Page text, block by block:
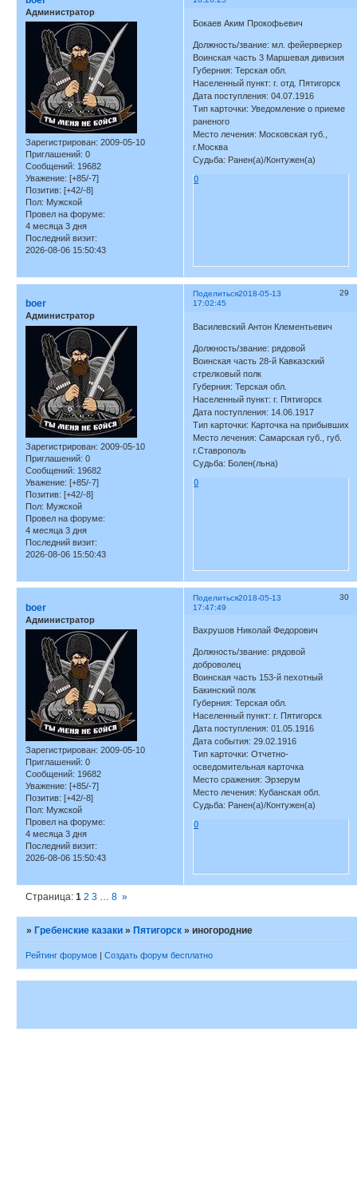
Администратор
Зарегистрирован: 2009-05-10
Приглашений: 0
Сообщений: 19682
Уважение: [+85/-7]
Позитив: [+42/-8]
Пол: Мужской
Провел на форуме:
4 месяца 3 дня
Последний визит:
2026-08-06 15:50:43
Бокаев Аким Прокофьевич
Должность/звание: мл. фейерверкер
Воинская часть 3 Маршевая дивизия
Губерния: Терская обл.
Населенный пункт: г. отд. Пятигорск
Дата поступления: 04.07.1916
Тип карточки: Уведомление о приеме
раненого
Место лечения: Московская губ.,
г.Москва
Судьба: Ранен(а)/Контужен(а)
0
Поделиться 29
2018-05-13
17:02:45
boer
Администратор
Зарегистрирован: 2009-05-10
Приглашений: 0
Сообщений: 19682
Уважение: [+85/-7]
Позитив: [+42/-8]
Пол: Мужской
Провел на форуме:
4 месяца 3 дня
Последний визит:
2026-08-06 15:50:43
Василевский Антон Клементьевич
Должность/звание: рядовой
Воинская часть 28-й Кавказский
стрелковый полк
Губерния: Терская обл.
Населенный пункт: г. Пятигорск
Дата поступления: 14.06.1917
Тип карточки: Карточка на прибывших
Место лечения: Самарская губ., губ.
г.Ставрополь
Судьба: Болен(льна)
0
Поделиться 30
2018-05-13
17:47:49
boer
Администратор
Зарегистрирован: 2009-05-10
Приглашений: 0
Сообщений: 19682
Уважение: [+85/-7]
Позитив: [+42/-8]
Пол: Мужской
Провел на форуме:
4 месяца 3 дня
Последний визит:
2026-08-06 15:50:43
Вахрушов Николай Федорович
Должность/звание: рядовой
доброволец
Воинская часть 153-й пехотный
Бакинский полк
Губерния: Терская обл.
Населенный пункт: г. Пятигорск
Дата поступления: 01.05.1916
Дата события: 29.02.1916
Тип карточки: Отчетно-
осведомительная карточка
Место сражения: Эрзерум
Место лечения: Кубанская обл.
Судьба: Ранен(а)/Контужен(а)
0
Страница:1 2 3 … 8 »
»Гребенские казаки »Пятигорск »иногородние
Рейтинг форумов | Создать форум бесплатно